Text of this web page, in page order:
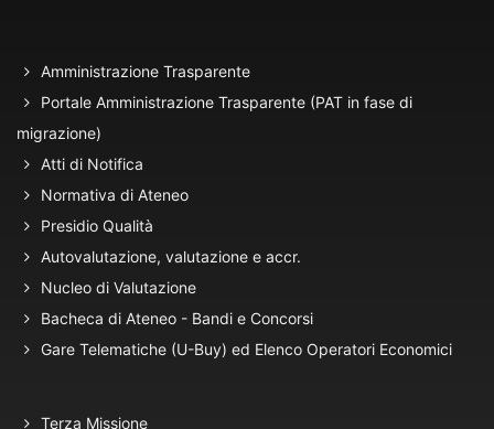
Amministrazione Trasparente
Portale Amministrazione Trasparente (PAT in fase di
migrazione)
Atti di Notifica
Normativa di Ateneo
Presidio Qualità
Autovalutazione, valutazione e accr.
Nucleo di Valutazione
Bacheca di Ateneo - Bandi e Concorsi
Gare Telematiche (U-Buy) ed Elenco Operatori Economici
Terza Missione